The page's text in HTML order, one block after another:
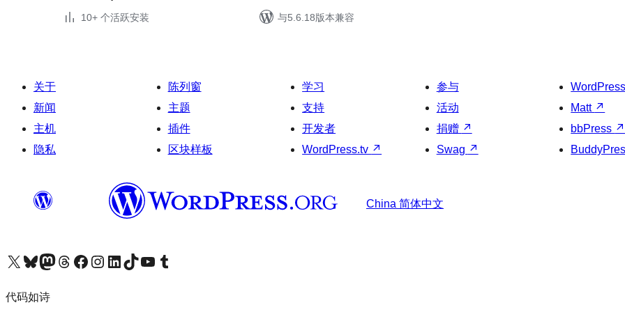
10+ 个活跃安装
与5.6.18版本兼容
关于
新闻
主机
隐私
陈列窗
主题
插件
区块样板
学习
支持
开发者
WordPress.tv ↗
参与
活动
捐赠 ↗
Swag ↗
Matt ↗
bbPress ↗
China 简体中文
关注我们的 X（原 Twitter）账号访问我们的 Bluesky 账号关注我们的 Mastodon 账号访问我们的 Threads 账号 访问我们的 Facebook 公共主页关注我们的 Instagram 账号 关注我们的 LinkedIn 主页访问我们的 TikTok 账号访问我们的 YouTube 频道 访问我们的 Tumblr 账号
代码如诗